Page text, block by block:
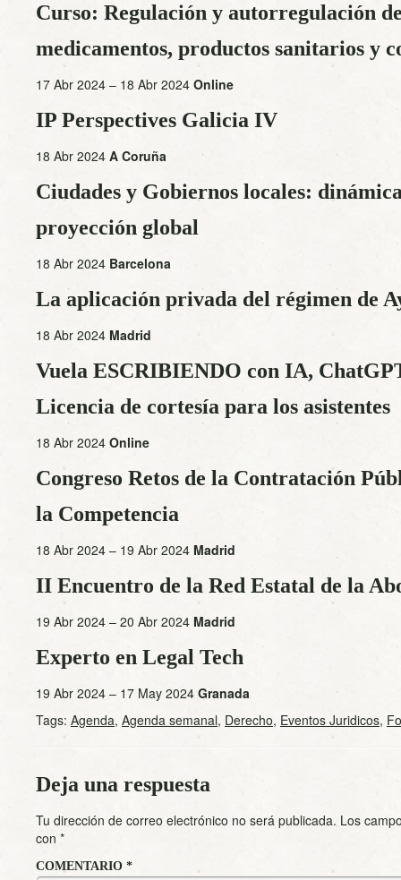
Curso: Regulación y autorregulación
medicamentos, productos sanitarios y
17 Abr 2024 – 18 Abr 2024 Online
IP Perspectives Galicia IV
18 Abr 2024 A Coruña
Ciudades y Gobiernos locales:
proyección global
18 Abr 2024 Barcelona
La aplicación privada del régimen de
18 Abr 2024 Madrid
Vuela ESCRIBIENDO con IA,
Licencia de cortesía para los asistentes
18 Abr 2024 Online
Congreso Retos de la Contratación
la Competencia
18 Abr 2024 – 19 Abr 2024 Madrid
II Encuentro de la Red Estatal de la
19 Abr 2024 – 20 Abr 2024 Madrid
Experto en Legal Tech
19 Abr 2024 – 17 May 2024 Granada
Tags: Agenda, Agenda semanal, Derecho, Eventos Juridicos,
Deja una respuesta
Tu dirección de correo electrónico no será publicada. Los
con *
COMENTARIO *